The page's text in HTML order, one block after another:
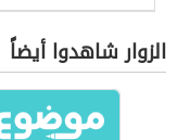
الزوار شاهدوا أيضاً